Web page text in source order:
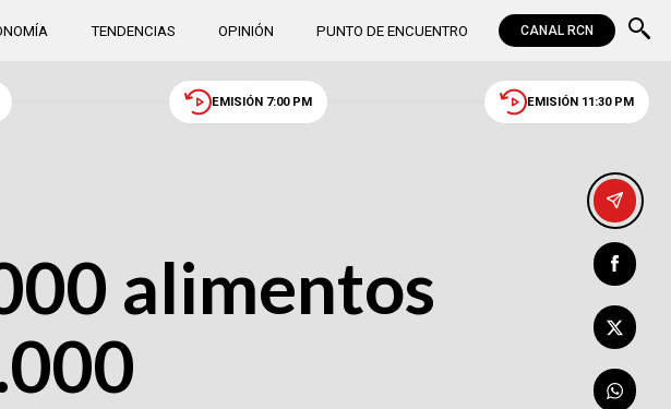
TENDENCIAS OPINIÓN PUNTO DE ENCUENTRO CANAL RCN
EMISIÓN 7:00 PM EMISIÓN 11:30 PM
alimentos